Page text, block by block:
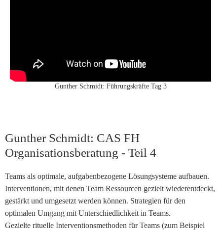
Gunther Schmidt: Führungskräfte Tag 3
Gunther Schmidt: CAS FH
Organisationsberatung - Teil 4
Teams als optimale, aufgabenbezogene Lösungsysteme aufbauen.
Interventionen, mit denen Team Ressourcen gezielt wiederentdeckt,
gestärkt und umgesetzt werden können. Strategien für den
optimalen Umgang mit Unterschiedlichkeit in Teams.
Gezielte rituelle Interventionsmethoden für Teams (zum Beispiel